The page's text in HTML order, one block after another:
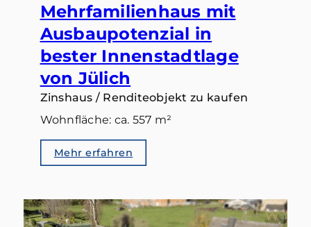
Mehrfamilienhaus mit
Ausbaupotenzial in
bester Innenstadtlage
von Jülich
Zinshaus / Renditeobjekt zu kaufen
Wohnfläche: ca. 557 m²
Mehr erfahren